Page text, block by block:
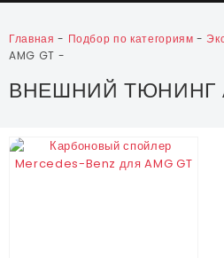
Главная- Подбор по категориям-
AMG GT -
ВНЕШНИЙ ТЮНИНГ